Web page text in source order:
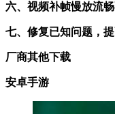
六、视频补帧慢放流
七、修复已知问题，
厂商其他下载
安卓手游